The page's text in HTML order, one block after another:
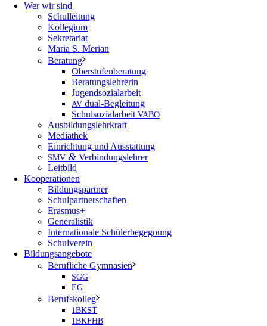
Wer wir sind
Schulleitung
Kollegium
Sekretariat
Maria S. Merian
Beratung
Oberstufenberatung
Beratungslehrerin
Jugendsozialarbeit
AV dual-Begleitung
Schulsozialarbeit VABO
Ausbildungslehrkraft
Mediathek
Einrichtung und Ausstattung
SMV & Verbindungslehrer
Leitbild
Kooperationen
Bildungspartner
Schulpartnerschaften
Erasmus+
Generalistik
Internationale Schülerbegegnung
Schulverein
Bildungsangebote
Berufliche Gymnasien
SGG
EG
Berufskolleg
1BKST
1BKFHB